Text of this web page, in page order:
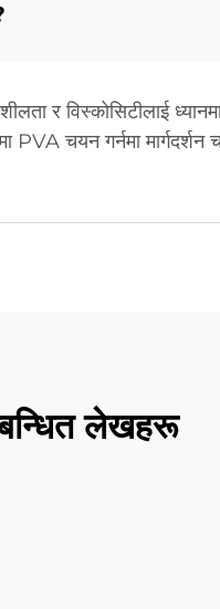
र विस्कोसिटीलाई
चयन गर्नमा मार्गदर्शन
लेखहरू